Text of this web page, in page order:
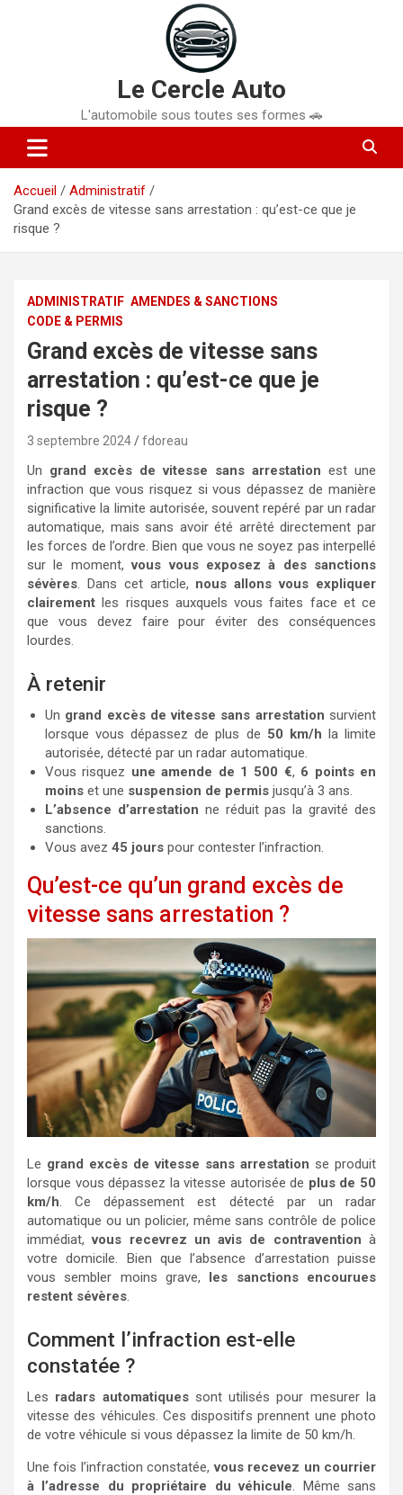
Le Cercle Auto
L'automobile sous toutes ses formes 🚗
Accueil
Administratif
Grand excès de vitesse sans arrestation : qu’est-ce que je
risque ?
ADMINISTRATIF AMENDES & SANCTIONS
CODE & PERMIS
Grand excès de vitesse sans
arrestation : qu’est-ce que je
risque ?
3 septembre 2024 fdoreau
Un grand excès de vitesse sans arrestation est une
infraction que vous risquez si vous dépassez de manière
significative la limite autorisée, souvent repéré par un radar
automatique, mais sans avoir été arrêté directement par
les forces de l’ordre. Bien que vous ne soyez pas interpellé
sur le moment,vous vous exposez à des sanctions
sévères. Dans cet article, nous allons vous expliquer
clairement les risques auxquels vous faites face et ce
que vous devez faire pour éviter des conséquences
lourdes.
À retenir
Un grand excès de vitesse sans arrestation survient
lorsque vous dépassez de plus de 50 km/h la limite
autorisée, détecté par un radar automatique.
Vous risquez une amende de 1 500 €, 6 points en
moins et une suspension de permis jusqu’à 3 ans.
L’absence d’arrestation ne réduit pas la gravité des
sanctions.
Vous avez 45 jours pour contester l’infraction.
Qu’est-ce qu’un grand excès de
vitesse sans arrestation ?
Le grand excès de vitesse sans arrestation se produit
lorsque vous dépassez la vitesse autorisée de plus de 50
km/h. Ce dépassement est détecté par un radar
automatique ou un policier, même sans contrôle de police
immédiat,vous recevrez un avis de contravention à
votre domicile. Bien que l’absence d’arrestation puisse
vous sembler moins grave, les sanctions encourues
restent sévères.
Comment l’infraction est-elle
constatée ?
Les radars automatiquessont utilisés pour mesurer la
vitesse des véhicules. Ces dispositifs prennent une photo
de votre véhicule si vous dépassez la limite de 50 km/h.
Une fois l’infraction constatée,vous recevez un courrier
à l’adresse du propriétaire du véhicule. Même sans